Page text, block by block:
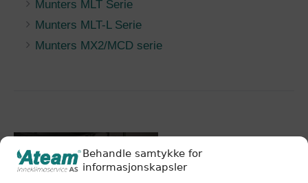
Behandle samtykke for
informasjonskapsler
Munters MLT Serie
Munters MLT-L Serie
Munters MX2/MCD serie